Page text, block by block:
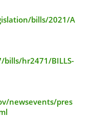
bills/2021/A
bills/hr2471/BILLS-
newsevents/pres